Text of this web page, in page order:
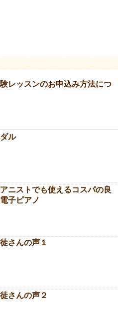
験レッスンのお申込み方法につ
ル
ニストでも使えるコスパの良
子ピアノ
さんの声１
さんの声２